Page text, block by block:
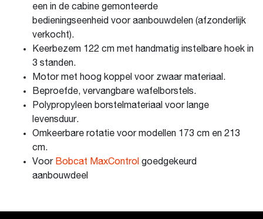
een in de cabine gemonteerde
bedieningseenheid voor aanbouwdelen (afzonderlijk
verkocht).
Keerbezem 122 cm met handmatig instelbare hoek in
3 standen.
Motor met hoog koppel voor zwaar materiaal.
Beproefde, vervangbare wafelborstels.
Polypropyleen borstelmateriaal voor lange
levensduur.
Omkeerbare rotatie voor modellen 173 cm en 213
cm.
Voor Bobcat MaxControl goedgekeurd
aanbouwdeel